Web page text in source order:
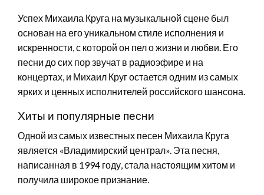
Успех Михаила Круга на музыкальной сцене был
основан на его уникальном стиле исполнения и
искренности, с которой он пел о жизни и любви. Его
песни до сих пор звучат в радиоэфире и на
концертах, и Михаил Круг остается одним из самых
ярких и ценных исполнителей российского шансона.
Хиты и популярные песни
Одной из самых известных песен Михаила Круга
является «Владимирский централ». Эта песня,
написанная в 1994 году, стала настоящим хитом и
получила широкое признание.